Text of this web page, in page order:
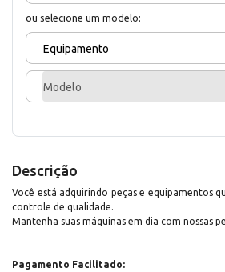
ou selecione um modelo:
Equipamento
Modelo
Descrição
Você está adquirindo peças e equipamentos
controle de qualidade.
Mantenha suas máquinas em dia com nossas
Pagamento Facilitado: